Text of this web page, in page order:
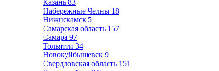
Казань 83
Набережные Челны 18
Нижнекамск 5
Самарская область 157
Самара 97
Тольятти 34
Новокуйбышевск 9
Свердловская область 151